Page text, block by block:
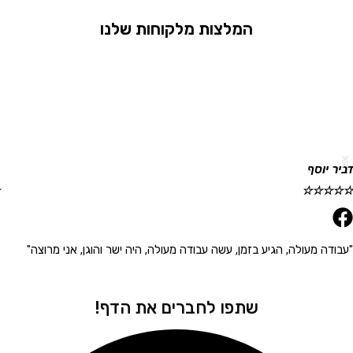
המלצות מלקוחות שלנו
☆
☆
מעולה, הגיע בזמן, עשה עבודה מעולה, היה ישר והוגן, אני מרוצה"
שתפו לחברים את הדף!